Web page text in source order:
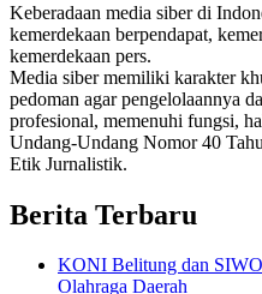
Keberadaan media siber di
kemerdekaan berpendapat,
kemerdekaan pers.
Media siber memiliki karakter
pedoman agar pengelolaannya
profesional, memenuhi fungsi,
Undang-Undang Nomor 40
Etik Jurnalistik.
Berita Terbaru
KONI Belitung dan
Olahraga Daerah